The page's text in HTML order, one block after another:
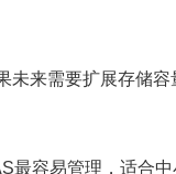
未来需要扩展存储
最容易管理，适合